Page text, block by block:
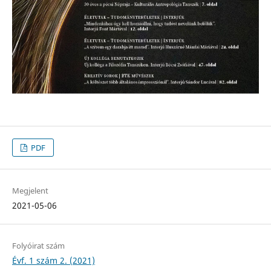
PDF
Megjelent
2021-05-06
Folyóirat szám
Évf. 1 szám 2. (2021)